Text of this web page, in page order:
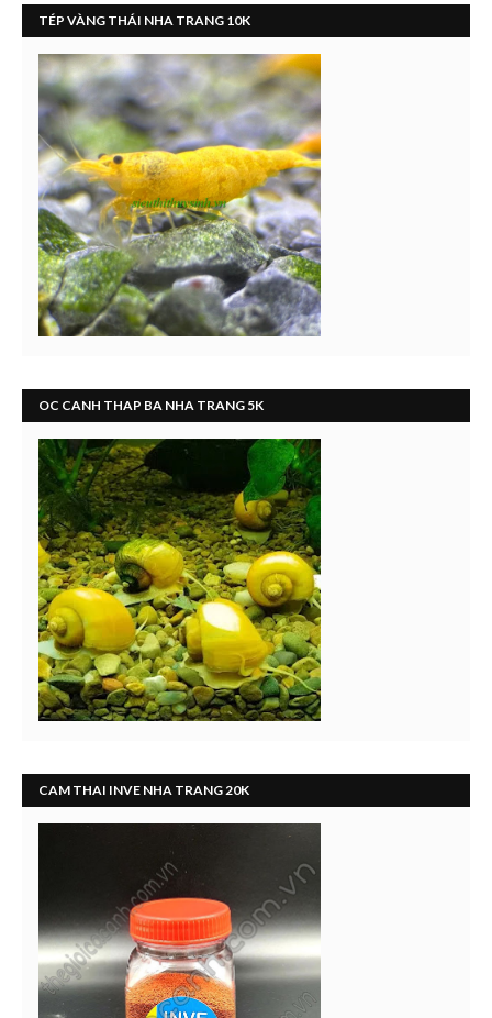
TÉP VÀNG THÁI NHA TRANG 10K
OC CANH THAP BA NHA TRANG 5K
CAM THAI INVE NHA TRANG 20K